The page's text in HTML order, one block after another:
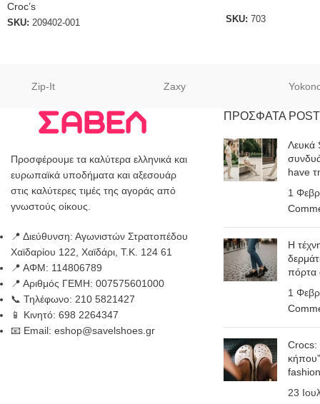
Croc’s
SKU: 209402-001 SKU: 703
Zip-It Zaxy
Προσφέρουμε τα καλύτερα ελληνικά και
ευρωπαϊκά υποδήματα και αξεσουάρ
στις καλύτερες τιμές της αγοράς από
γνωστούς οίκους.
📍 Διεύθυνση: Αγωνιστών Στρατοπέδου
Χαϊδαρίου 122, Χαϊδάρι, Τ.Κ. 124 61
📍 ΑΦΜ: 114806789
📍 Αριθμός ΓΕΜΗ: 007575601000
📞 Τηλέφωνο: 210 5821427
📱 Κινητό: 698 2264347
📧 Email: eshop@savelshoes.gr
ΠΡΟΣΦΑΤΑ POST
Λευκά
have
1
Η
πόρτα
1
Crocs:
23